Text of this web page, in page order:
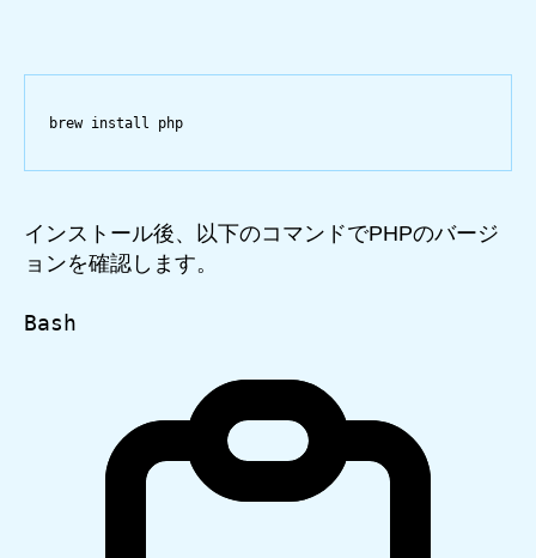
brew install php
インストール後、以下のコマンドでPHPのバージ
ョンを確認します。
Bash